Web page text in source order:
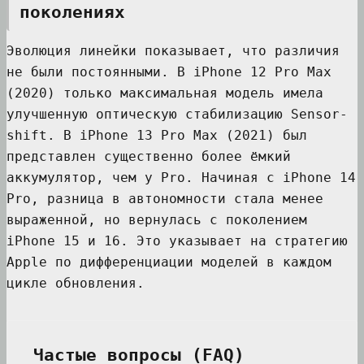
поколениях
Эволюция линейки показывает, что различия
не были постоянными. В iPhone 12 Pro Max
(2020) только максимальная модель имела
улучшенную оптическую стабилизацию Sensor-
shift. В iPhone 13 Pro Max (2021) был
представлен существенно более ёмкий
аккумулятор, чем у Pro. Начиная с iPhone 14
Pro, разница в автономности стала менее
выраженной, но вернулась с поколением
iPhone 15 и 16. Это указывает на стратегию
Apple по дифференциации моделей в каждом
цикле обновления.
Частые вопросы (FAQ)